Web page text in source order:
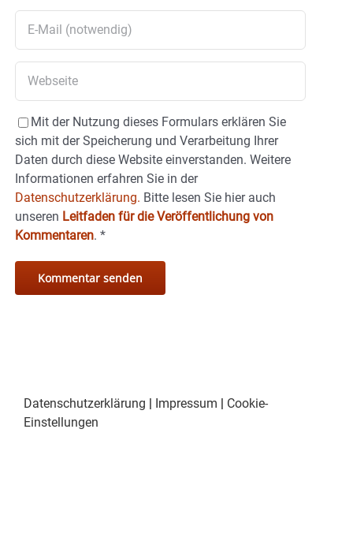
Mit der Nutzung dieses Formulars erklären Sie
sich mit der Speicherung und Verarbeitung Ihrer
Daten durch diese Website einverstanden. Weitere
Informationen erfahren Sie in der
Datenschutzerklärung. Bitte lesen Sie hier auch
unseren Leitfaden für die Veröffentlichung von
Kommentaren. *
Datenschutzerklärung | Impressum | Cookie-
Einstellungen